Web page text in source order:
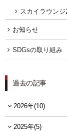
スカイラウンジ
お知らせ
SDGsの取り組み
過去の記事
2026年(10)
2025年(5)